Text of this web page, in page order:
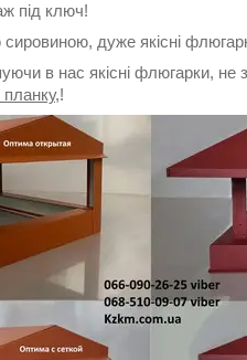
під ключ!
дуже якісні
в нас якісні флюгарки,
,!